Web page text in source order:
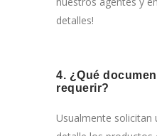
detalles!
4. ¿Qué
requerir?
Usualmente solicitan